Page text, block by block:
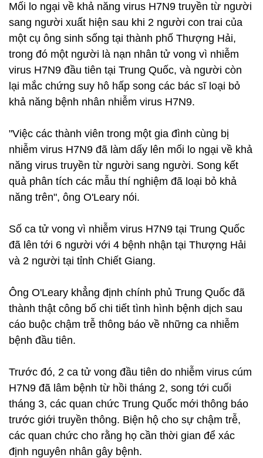
Mối lo ngại về khả năng virus H7N9 truyền từ người
sang người xuất hiện sau khi 2 người con trai của
một cụ ông sinh sống tại thành phố Thượng Hải,
trong đó một người là nạn nhân tử vong vì nhiễm
virus H7N9 đầu tiên tại Trung Quốc, và người còn
lại mắc chứng suy hô hấp song các bác sĩ loại bỏ
khả năng bệnh nhân nhiễm virus H7N9.
"Việc các thành viên trong một gia đình cùng bị
nhiễm virus H7N9 đã làm dấy lên mối lo ngại về khả
năng virus truyền từ người sang người. Song kết
quả phân tích các mẫu thí nghiệm đã loại bỏ khả
năng trên", ông O'Leary nói.
Số ca tử vong vì nhiễm virus H7N9 tại Trung Quốc
đã lên tới 6 người với 4 bệnh nhận tại Thượng Hải
và 2 người tại tỉnh Chiết Giang.
Ông O'Leary khẳng định chính phủ Trung Quốc đã
thành thật công bố chi tiết tình hình bệnh dịch sau
cáo buộc chậm trễ thông báo về những ca nhiễm
bệnh đầu tiên.
Trước đó, 2 ca tử vong đầu tiên do nhiễm virus cúm
H7N9 đã lâm bệnh từ hồi tháng 2, song tới cuối
tháng 3, các quan chức Trung Quốc mới thông báo
trước giới truyền thông. Biện hộ cho sự chậm trễ,
các quan chức cho rằng họ cần thời gian để xác
định nguyên nhân gây bệnh.